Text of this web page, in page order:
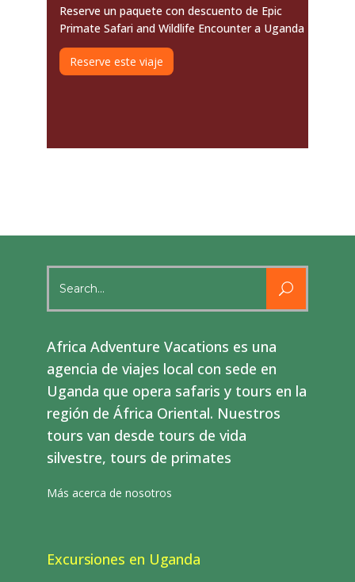
Reserve un paquete con descuento de Epic
Primate Safari and Wildlife Encounter a Uganda
Reserve este viaje
for:
Africa Adventure Vacations es una
agencia de viajes local con sede en
Uganda que opera safaris y tours en la
región de África Oriental. Nuestros
tours van desde tours de vida
silvestre, tours de primates
Más acerca de nosotros
Excursiones en Uganda